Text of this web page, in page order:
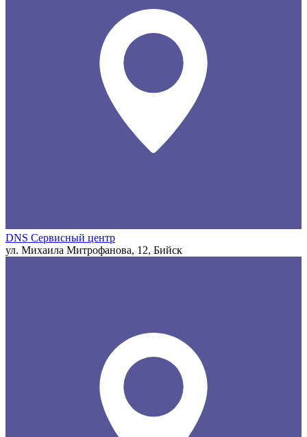
DNS Сервисный центр
ул. Михаила Митрофанова, 12, Бийск